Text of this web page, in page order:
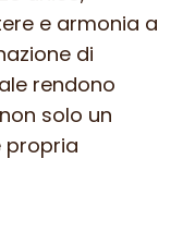
e armonia a
di
rendono
solo un
propria